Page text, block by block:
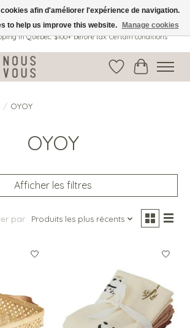
100$ + avant taxes. Certaines conditions
in Quebec: $100+ before tax. Certain conditions
Liste dePanier
/ OYOY
OYOY
Afficher les filtres
par Produits les plus récents
afin d'améliorer l'expérience de navigation.
to help us improve this website.
Manage cookies